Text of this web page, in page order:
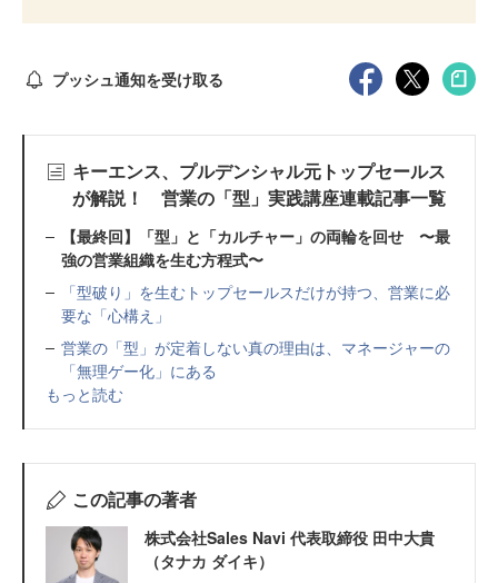
プッシュ通知を受け取る
キーエンス、プルデンシャル元トップセールス
が解説！ 営業の「型」実践講座連載記事一覧
【最終回】「型」と「カルチャー」の両輪を回せ 〜最
強の営業組織を生む方程式〜
「型破り」を生むトップセールスだけが持つ、営業に必
要な「心構え」
営業の「型」が定着しない真の理由は、マネージャーの
「無理ゲー化」にある
もっと読む
この記事の著者
株式会社Sales Navi 代表取締役 田中大貴
（タナカ ダイキ）